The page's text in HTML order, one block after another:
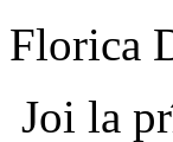
Florica
Joi la